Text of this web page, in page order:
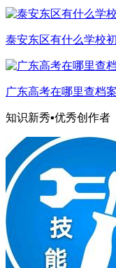
泰安东区有什么学校
广东高考在哪里查档
知识新秀▪优秀创作者